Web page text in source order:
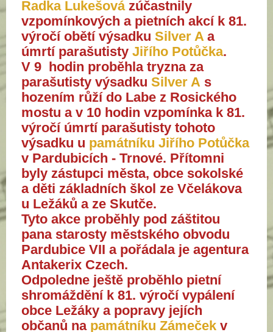
Radka Lukešovázúčastnily
vzpomínkových a pietních akcí k 81.
výročí obětí výsadku Silver Aa
úmrtí parašutisty Jiřího Potůčka.
V 9 hodin proběhla tryzna za
parašutisty výsadku Silver A s
hozením růží do Labe z Rosického
mostu a v 10 hodin vzpomínka k 81.
výročí úmrtí parašutisty tohoto
výsadku u památníku Jiřího Potůčka
v Pardubicích - Trnové. Přítomni
byly zástupci města, obce sokolské
a děti základních škol ze Včelákova
u Ležáků a ze Skutče.
Tyto akce proběhly pod záštitou
pana starosty městského obvodu
Pardubice VII a pořádala je agentura
Antakerix Czech.
Odpoledne ještě proběhlo pietní
shromáždění k 81. výročí vypálení
obce Ležáky a popravy jejích
občanů na památníku Zámeček v